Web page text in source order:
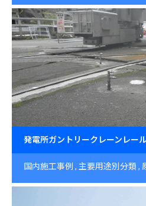
密による沈下 滋賀県 工場・倉
ー 土間コンクリート（フロア
礎
国内施工事例 主要用途別分類
不同沈